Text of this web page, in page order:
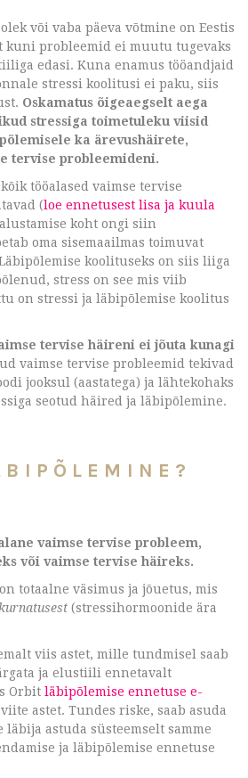
või vaba päeva võtmine on Eestis
kuni probleemid ei muutu tugevaks
edasi. Kuna enamus tööandjaid
stressi koolitusi ei paku, siis
Oskamatus õigeaegselt aega
stressiga toimetuleku viisid
ka ärevushäirete,
tervise probleemideni.
tööalased vaimse tervise
(loe ennetusest lisa ja kuula
koht ongi siin
oma sisemaailmas toimuvat
koolituseks on siis liiga
stress on see mis viib
on stressi ja läbipõlemise koolitus
tervise häireni ei jõuta kunagi
vaimse tervise probleemid tekivad
jooksul (aastatega) ja lähtekohaks
seotud häired ja läbipõlemine.
vaimse tervise probleem,
või vaimse tervise häireks.
totaalne väsimus ja jõuetus, mis
(stressihormoonide ära
viis astet, mille tundmisel saab
ja elustiili ennetavalt
Orbit läbipõlemise ennetuse e-
astet. Tundes riske, saab asuda
astuda süsteemselt samme
ja läbipõlemise ennetuse